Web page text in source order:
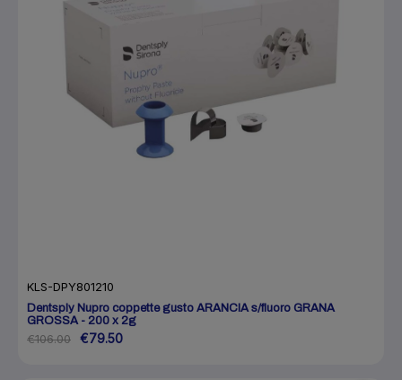
KLS-DPY801210
Dentsply Nupro coppette gusto ARANCIA s/fluoro GRANA
GROSSA - 200 x 2g
€106.00 €79.50